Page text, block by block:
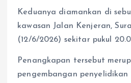
Keduanya diamankan di
kawasan Jalan Kenjeran,
(12/6/2026) sekitar pukul
Penangkapan tersebut
pengembangan